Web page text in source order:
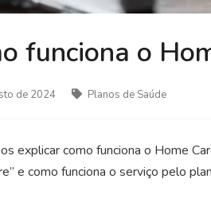
funciona o
de 2024 Planos de Saúde
explicar como funciona o Home
e como funciona o serviço pelo